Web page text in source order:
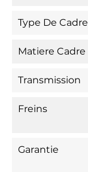
Type De Cadre
Matiere Cadre
Transmission
Freins
Garantie